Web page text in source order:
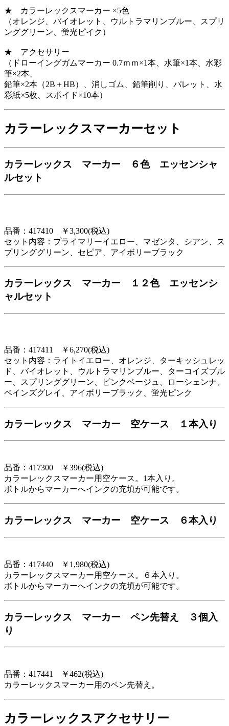
★ カラーレックスマーカー ×5色
（オレンジ、バイオレット、ウルトラマリンブルー、スプリ
ンググリーン、蛍光ピイク）
★ アクセサリー
（ドローイングガムマーカー 0.7ｍｍ×1本、水筆×1本、水彩
筆×2本、
鉛筆×2本（2B＋HB）、消しゴム、鉛筆削り、パレット、水
彩紙×5枚、スポイド×10本）
カラーレックスマーカーセット
カラーレックス マーカー ６色 エッセンシャ
ルセット
品番：417410 ￥3,300(税込)
セット内容：プライマリーイエロー、マゼンタ、シアン、ス
プリンググリーン、セピア、アイボリーブラック
カラーレックス マーカー １２色 エッセンシ
ャルセット
品番：417411 ￥6,270(税込)
セット内容：ライトイエロー、オレンジ、ターキッシュレッ
ド、バイオレット、ウルトラマリンブルー、ターコイズブル
ー、スプリンググリーン、ピンクベージュ、ローシェンナ、
ペインズグレイ、アイボリーブラック、蛍光ピンク
カラーレックス マーカー 空ケース １本入り
品番：417300 ￥396(税込)
カラーレックスマーカー用空ケース。1本入り。
ボトルからマーカーへインクの充填が可能です。
カラーレックス マーカー 空ケース ６本入り
品番：417440 ￥1,980(税込)
カラーレックスマーカー用空ケース。６本入り。
ボトルからマーカーへインクの充填が可能です。
カラーレックス マーカー ペン先替え ３個入
り
品番：417441 ￥462(税込)
カラーレックスマーカー用のペン先替え。
カラーレックスアクセサリー